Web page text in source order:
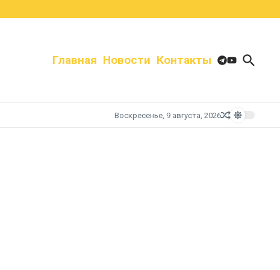
Главная Новости Контакты
Воскресенье, 9 августа, 2026